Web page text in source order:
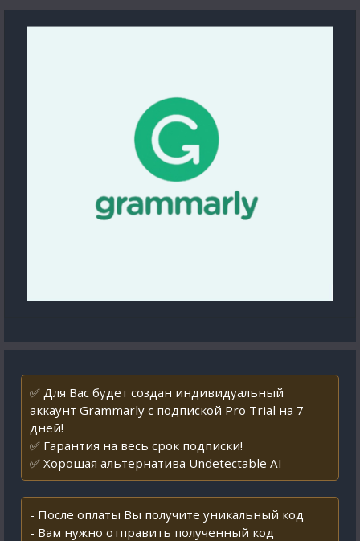
✅ Для Вас будет создан индивидуальный
аккаунт Grammarly с подпиской Pro Trial на 7
дней!
✅ Гарантия на весь срок подписки!
✅ Хорошая альтернатива Undetectable AI
- После оплаты Вы получите уникальный код
- Вам нужно отправить полученный код